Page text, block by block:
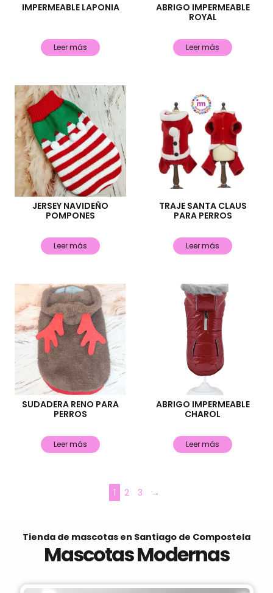
IMPERMEABLE LAPONIA
Leer más
ABRIGO IMPERMEABLE
ROYAL
Leer más
JERSEY NAVIDEÑO
POMPONES
Leer más
TRAJE SANTA CLAUS
PARA PERROS
Leer más
SUDADERA RENO PARA
PERROS
Leer más
ABRIGO IMPERMEABLE
CHAROL
Leer más
1 2 3 →
Tienda de mascotas en Santiago de Compostela
Mascotas Modernas